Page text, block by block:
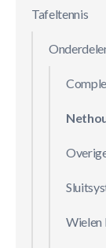
Tafeltennis
Wielen